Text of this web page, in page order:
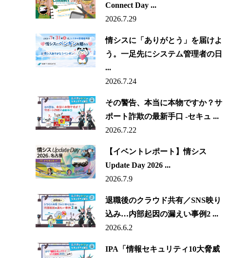
Connect Day ...
2026.7.29
情シスに「ありがとう」を届けよ
う。一足先にシステム管理者の日
...
2026.7.24
その警告、本当に本物ですか？サ
ポート詐欺の最新手口 -セキュ ...
2026.7.22
【イベントレポート】情シス
Update Day 2026 ...
2026.7.9
退職後のクラウド共有／SNS映り
込み…内部起因の漏えい事例2 ...
2026.6.2
IPA「情報セキュリティ10大脅威